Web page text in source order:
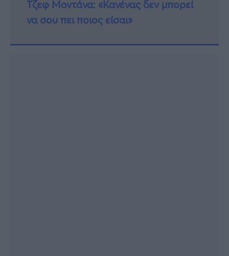
Τζεφ Μοντάνα: «Κανένας δεν μπορεί
να σου πει ποιος είσαι»